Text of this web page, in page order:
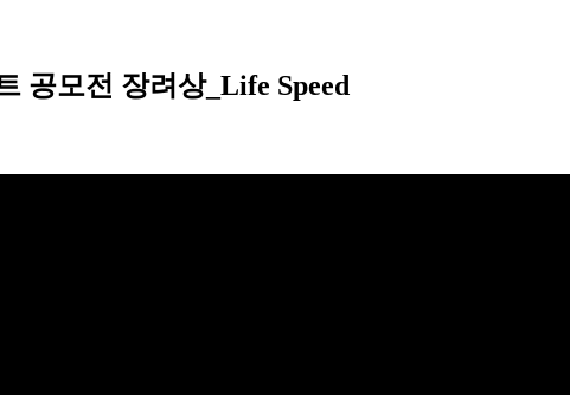
공모전 장려상_Life Speed